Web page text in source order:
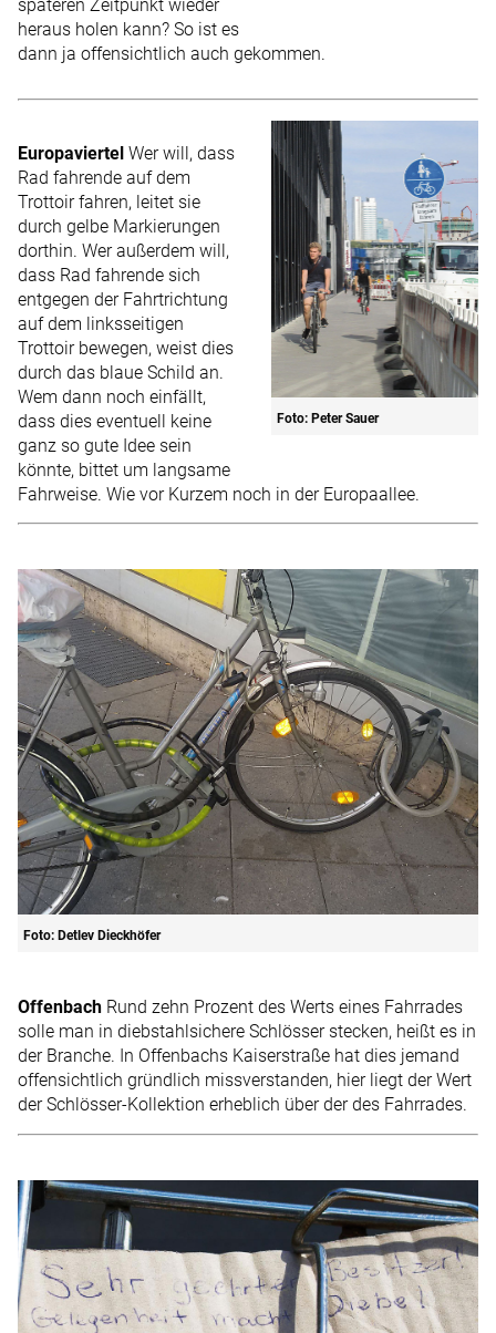
späteren Zeitpunkt wieder
heraus holen kann? So ist es
dann ja offensichtlich auch gekommen.
Foto: Peter Sauer
Europaviertel Wer will, dass
Rad fahrende auf dem
Trottoir fahren, leitet sie
durch gelbe Markierungen
dorthin. Wer außerdem will,
dass Rad fahrende sich
entgegen der Fahrtrichtung
auf dem linksseitigen
Trottoir bewegen, weist dies
durch das blaue Schild an.
Wem dann noch einfällt,
dass dies eventuell keine
ganz so gute Idee sein
könnte, bittet um langsame
Fahrweise. Wie vor Kurzem noch in der Europaallee.
Foto: Detlev Dieckhöfer
Offenbach Rund zehn Prozent des Werts eines Fahrrades
solle man in diebstahlsichere Schlösser stecken, heißt es in
der Branche. In Offenbachs Kaiserstraße hat dies jemand
offensichtlich gründlich missverstanden, hier liegt der Wert
der Schlösser-Kollektion erheblich über der des Fahrrades.